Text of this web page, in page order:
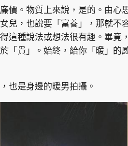
頭條搵工 EDUPLUS
使用條款 版權及免責聲明
價。物質上來說，是的。由心
兒，也說要「富養」，那就不
這種說法或想法很有趣。畢竟
「貴」。始終，給你「暖」的
也是身邊的暖男拍攝。